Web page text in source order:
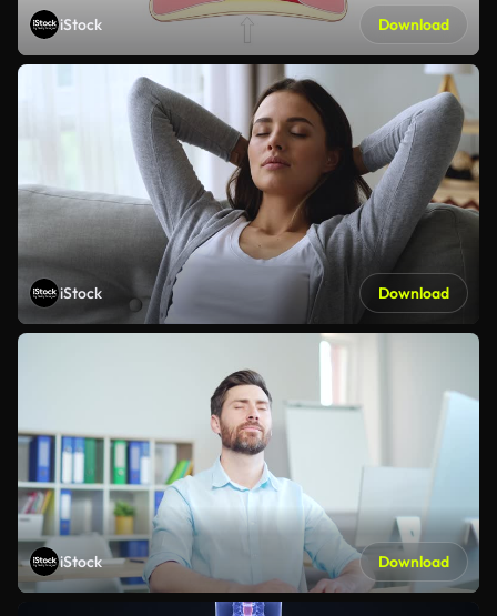
iStock Download
iStock Download
iStock Download